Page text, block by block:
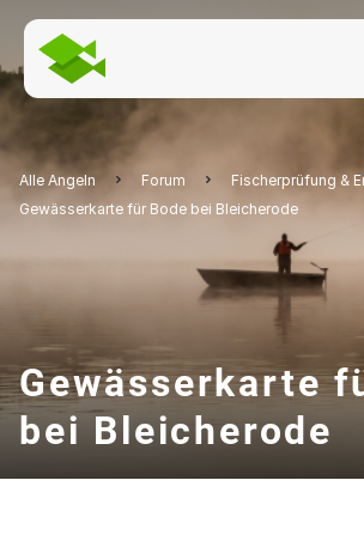
Alle Angeln Forum
Fischerprüfung &
Gewässerkarte für Bode bei Bleicherode
Gewässerkarte
bei Bleicherode